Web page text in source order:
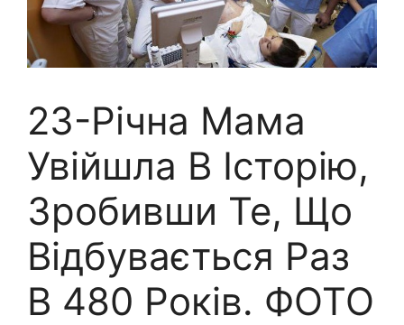
23-Річна Мама
Увійшла В Історію,
Зробивши Те, Що
Відбувається Раз
В 480 Років. ФОТО